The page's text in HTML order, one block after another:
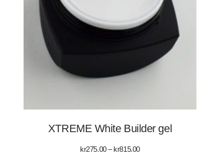
XTREME White Builder gel
kr275.00 – kr815.00Prisintervall: